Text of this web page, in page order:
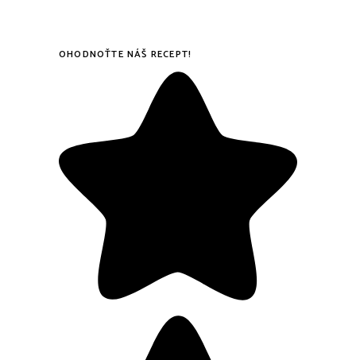
OHODNOŤTE NÁŠ RECEPT!